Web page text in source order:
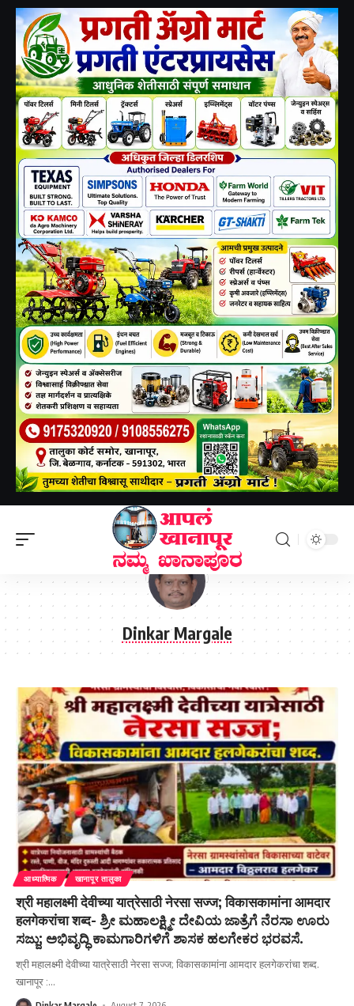
Aapal khanapur Articles by: Dinkar Margale
Dinkar Margale
आध्यात्मिक खानापूर तालुका
श्री महालक्ष्मी देवीच्या यात्रेसाठी नेरसा सज्ज; विकासकामांना आमदार
हलगेकरांचा शब्द- ಶ್ರೀ ಮಹಾಲಕ್ಷ್ಮೀ ದೇವಿಯ ಜಾತ್ರೆಗೆ ನೆರಸಾ ಊರು
ಸಜ್ಜು; ಅಭಿವೃದ್ಧಿ ಕಾಮಗಾರಿಗಳಿಗೆ ಶಾಸಕ ಹಲಗೇಕರ ಭರವಸೆ.
श्री महालक्ष्मी देवीच्या यात्रेसाठी नेरसा सज्ज; विकासकामांना आमदार हलगेकरांचा शब्द.
खानापूर :…